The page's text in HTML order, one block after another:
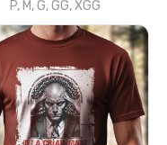
Categorias